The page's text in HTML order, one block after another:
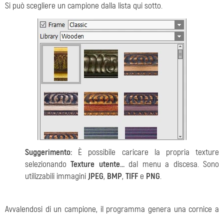
Si può scegliere un campione dalla lista qui sotto.
Suggerimento: È possibile caricare la propria texture
selezionandoTexture utente…dal menu a discesa. Sono
utilizzabili immagini JPEG, BMP, TIFF e PNG.
Avvalendosi di un campione, il programma genera una cornice a